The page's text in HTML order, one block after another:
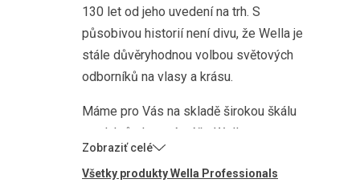
130 let od jeho uvedení na trh. S
působivou historií není divu, že Wella je
stále důvěryhodnou volbou světových
odborníků na vlasy a krásu.
Máme pro Vás na skladě širokou škálu
produktů vlasové péče Wella
Professionals! Cokoli vaše vlasy chtějí,
Prozdravevlasy mají! Od šamponů a
Všetky produkty Wella Professionals